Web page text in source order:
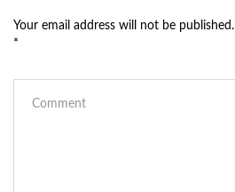
Your email address will not be published.
*